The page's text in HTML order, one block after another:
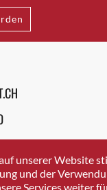
unserer Website
und der
Services weiter